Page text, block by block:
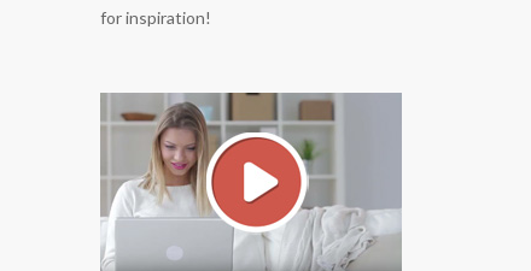
for inspiration!